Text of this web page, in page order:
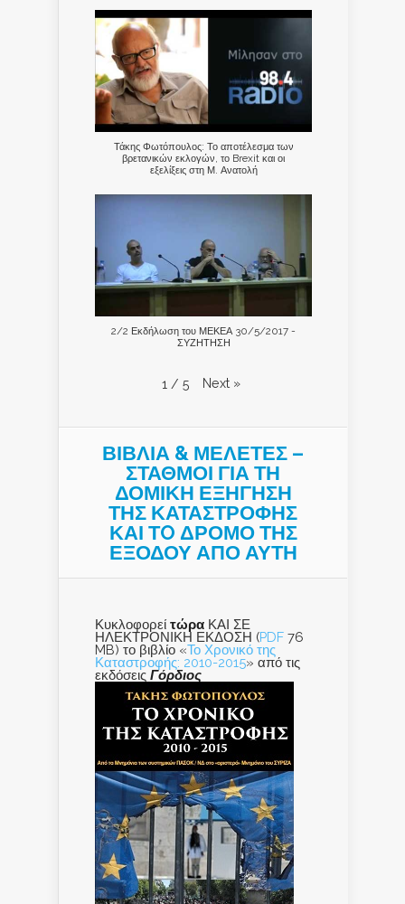
Τάκης Φωτόπουλος: Το αποτέλεσμα των
βρετανικών εκλογών, το Brexit και οι
εξελίξεις στη Μ. Ανατολή
2/2 Εκδήλωση του ΜΕΚΕΑ 30/5/2017 -
ΣΥΖΗΤΗΣΗ
1 / 5 Next »
ΒΙΒΛΙΑ & ΜΕΛΕΤΕΣ –
ΣΤΑΘΜΟΙ ΓΙΑ ΤΗ
ΔΟΜΙΚΗ ΕΞΗΓΗΣΗ
ΤΗΣ ΚΑΤΑΣΤΡΟΦΗΣ
ΚΑΙ ΤO ΔΡΟΜΟ ΤΗΣ
ΕΞΟΔΟΥ ΑΠΟ ΑΥΤΗ
Κυκλοφορεί τώρα ΚΑΙ ΣΕ
ΗΛΕΚΤΡΟΝΙΚΗ ΕΚΔΟΣΗ (PDF 76
MB) το βιβλίο «Το Χρονικό της
Καταστροφής: 2010-2015» από τις
εκδόσεις Γόρδιος